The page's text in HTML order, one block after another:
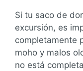
Si tu saco de
excursión, es
completamente
moho y malos
no está